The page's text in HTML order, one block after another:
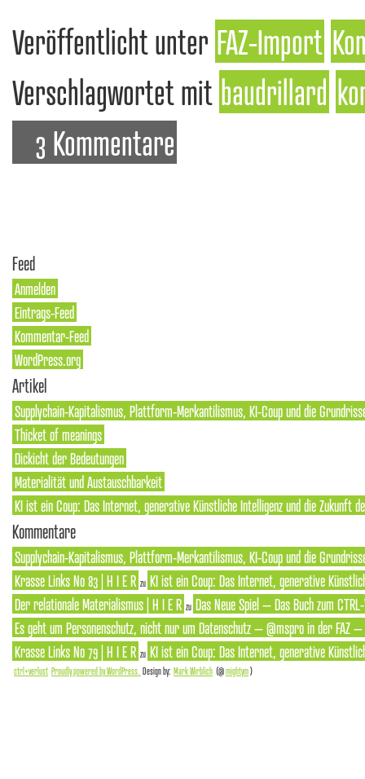
Veröffentlicht unter FAZ-Import
Verschlagwortet mit baudrillard
3 Kommentare
Feed
Anmelden
Eintrags-Feed
Kommentar-Feed
WordPress.org
Artikel
Supplychain-Kapitalismus, Plattform-Merkantilismus, KI-Coup und die
Thicket of meanings
Dickicht der Bedeutungen
Materialität und Austauschbarkeit
KI ist ein Coup: Das Internet, generative Künstliche Intelligenz und die Zukunft
Kommentare
Supplychain-Kapitalismus, Plattform-Merkantilismus, KI-Coup und die
Krasse Links No 83 | H I E R zu KI ist ein Coup: Das Internet, generative
Der relationale Materialismus | H I E R zu Das Neue Spiel – Das Buch zum
Es geht um Personenschutz, nicht nur um Datenschutz – @mspro in der FAZ
Krasse Links No 79 | H I E R zu KI ist ein Coup: Das Internet, generative
ctrl+verlust Proudly powered by WordPress. Design by: Mark Wirblich (@mightym)